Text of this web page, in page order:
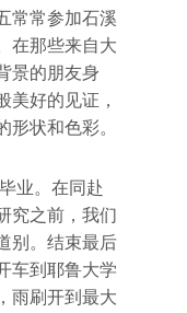
常常参加石溪
在那些来自大
景的朋友身
美好的见证，
状和色彩。
业。在同赴
究之前，我们
别。结束最后
车到耶鲁大学
雨刷开到最大